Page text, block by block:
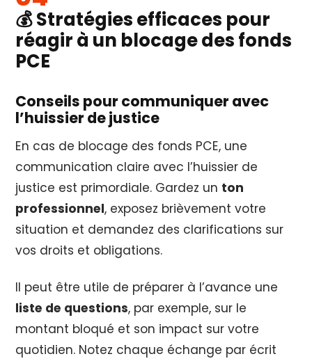
💰 Stratégies efficaces pour
réagir à un blocage des fonds
PCE
Conseils pour communiquer avec
l’huissier de justice
En cas de blocage des fonds PCE, une
communication claire avec l’huissier de
justice est primordiale. Gardez un ton
professionnel, exposez brièvement votre
situation et demandez des clarifications sur
vos droits et obligations.
Il peut être utile de préparer à l’avance une
liste de questions, par exemple, sur le
montant bloqué et son impact sur votre
quotidien. Notez chaque échange par écrit